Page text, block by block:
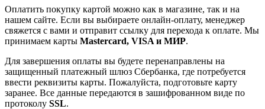
Оплатить покупку картой можно как в магазине, так и на
нашем сайте. Если вы выбираете онлайн-оплату, менеджер
свяжется с вами и отправит ссылку для перехода к оплате. Мы
принимаем карты Mastercard, VISA и МИР.
Для завершения оплаты вы будете перенаправлены на
защищенный платежный шлюз Сбербанка, где потребуется
ввести реквизиты карты. Пожалуйста, подготовьте карту
заранее. Все данные передаются в зашифрованном виде по
протоколу SSL.